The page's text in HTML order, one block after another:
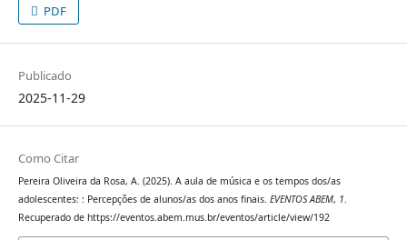
PDF
Publicado
2025-11-29
Como Citar
Pereira Oliveira da Rosa, A. (2025). A aula de música e os tempos dos/as
adolescentes: : Percepções de alunos/as dos anos finais. EVENTOS ABEM, 1.
Recuperado de https://eventos.abem.mus.br/eventos/article/view/192